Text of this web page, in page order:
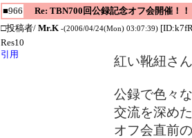
■966 Re: TBN700回公録記念オフ会開催！！
□投稿者/ Mr.K -(2006/04/24(Mon) 03:07:39)
Res10
引用
紅い靴紐さ
公録で色々
交流を深め
オフ会直前